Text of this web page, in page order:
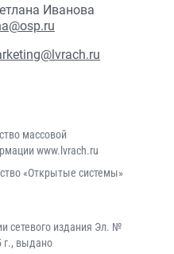
Иванова
массовой
www.lvrach.ru
«Открытые системы»
сетевого издания Эл. №
г., выдано